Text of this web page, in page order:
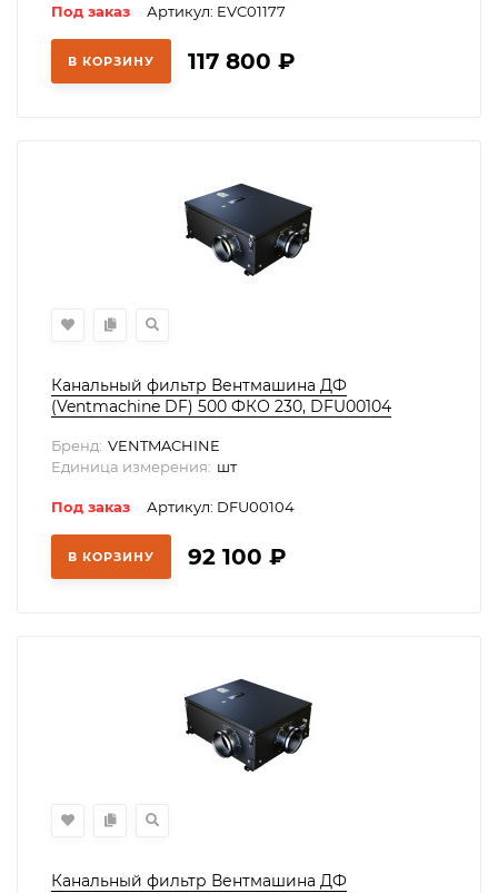
Под заказ Артикул: EVC01177
В КОРЗИНУ 117 800 ₽
Канальный фильтр Вентмашина ДФ
(Ventmachine DF) 500 ФКО 230, DFU00104
Бренд: VENTMACHINE
Единица измерения: шт
Под заказ Артикул: DFU00104
В КОРЗИНУ 92 100 ₽
Канальный фильтр Вентмашина ДФ